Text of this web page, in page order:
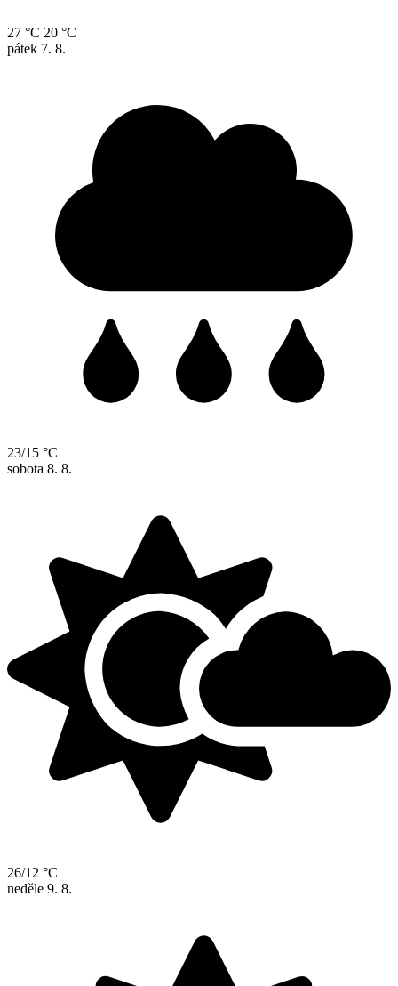
27 °C 20 °C
pátek 7. 8.
23/15 °C
sobota 8. 8.
26/12 °C
neděle 9. 8.